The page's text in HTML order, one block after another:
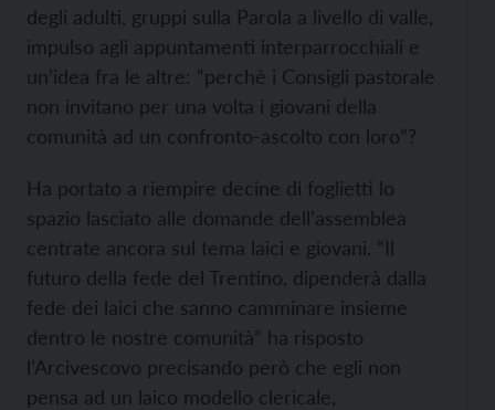
degli adulti, gruppi sulla Parola a livello di valle,
impulso agli appuntamenti interparrocchiali e
un’idea fra le altre: “perchè i Consigli pastorale
non invitano per una volta i giovani della
comunità ad un confronto-ascolto con loro”?
Ha portato a riempire decine di foglietti lo
spazio lasciato alle domande dell’assemblea
centrate ancora sul tema laici e giovani. “Il
futuro della fede del Trentino, dipenderà dalla
fede dei laici che sanno camminare insieme
dentro le nostre comunità” ha risposto
l’Arcivescovo precisando però che egli non
pensa ad un laico modello clericale,